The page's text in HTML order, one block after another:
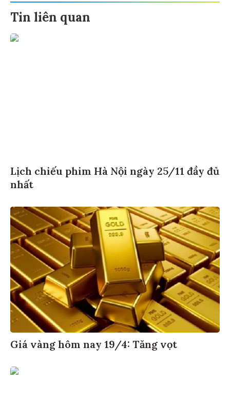
Tin liên quan
Lịch chiếu phim Hà Nội ngày 25/11 đầy đủ
nhất
Giá vàng hôm nay 19/4: Tăng vọt